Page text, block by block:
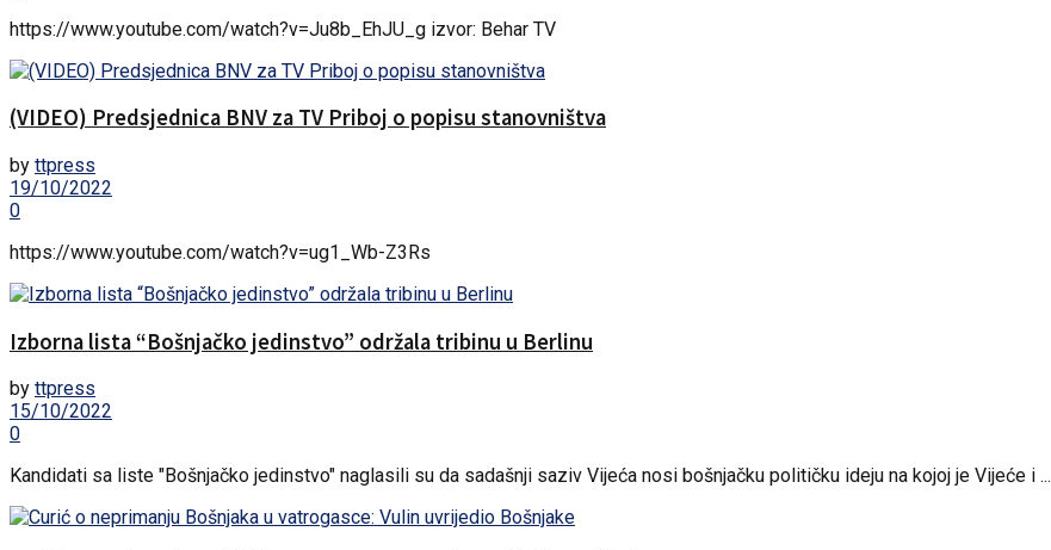
https://www.youtube.com/watch?v=Ju8b_EhJU_g izvor: Behar TV
(VIDEO) Predsjednica BNV za TV Priboj o popisu stanovništva
by ttpress
19/10/2022
0
https://www.youtube.com/watch?v=ug1_Wb-Z3Rs
Izborna lista “Bošnjačko jedinstvo” održala tribinu u Berlinu
by ttpress
15/10/2022
0
Kandidati sa liste "Bošnjačko jedinstvo" naglasili su da sadašnji saziv Vijeća nosi bošnjačku političku ideju na kojoj je Vijeće i ...